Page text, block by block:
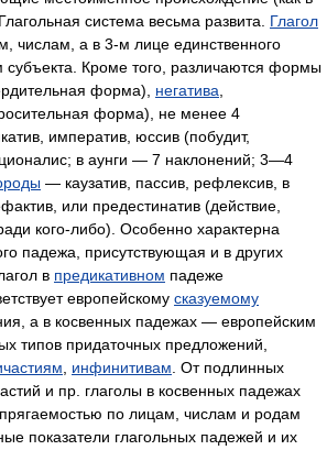
система весьма развита. Глагол
числам, а в 3‑м лице единственного
Кроме того, различаются формы
форма), негатива
форма), не менее 4
императив, юссив (побудит,
в аунги — 7 наклонений; 3—4
— каузатив, пассив, рефлексив, в
или предестинатив (действие,
кого-либо). Особенно характерна
падежа, присутствующая и в других
в предикативном падеже
европейскому сказуемому
а в косвенных падежах — европейским
типов придаточных предложений,
инфинитивам . От подлинных
и пр. глаголы в косвенных падежах
по лицам, числам и родам
показатели глагольных падежей и их